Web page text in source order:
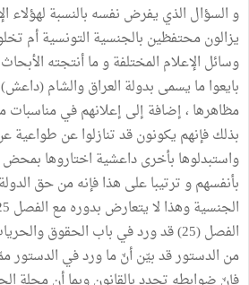
و السؤال الذي يفرض نفسه بالنسبة لهؤلاء
يزالون محتفظين بالجنسية التونسية أم
وسائل الإعلام المختلفة و ما أنتجته
بايعوا ما يسمى بدولة العراق والشام
مظاهرها ، إضافة إلى إعلانهم في مناسبات
بذلك فإنهم يكونون قد تنازلوا عن طواعية
واستبدلوها بأخرى داعشية اختاروها بمحض
بأنفسهم و ترتيبا على هذا فإنه من حق
من الدستور قد بيّن أنّ ما ورد في الدستور